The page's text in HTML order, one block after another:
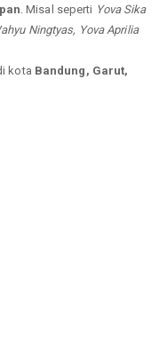
. Misal seperti Yova Sika
Ningtyas, Yova Aprilia
kota Bandung, Garut,